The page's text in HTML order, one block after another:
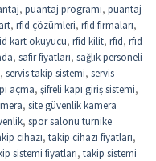
, puantaj programı, puantaj
, rfid çözümleri, rfid firmaları,
kart okuyucu, rfid kilit, rfıd, rfıd
, safir fiyatları, sağlık personeli
, servis takip sistemi, servis
açma, şifreli kapı giriş sistemi,
, site güvenlik kamera
, spor salonu turnike
cihazı, takip cihazı fiyatları,
sistemi fiyatları, takip sistemi